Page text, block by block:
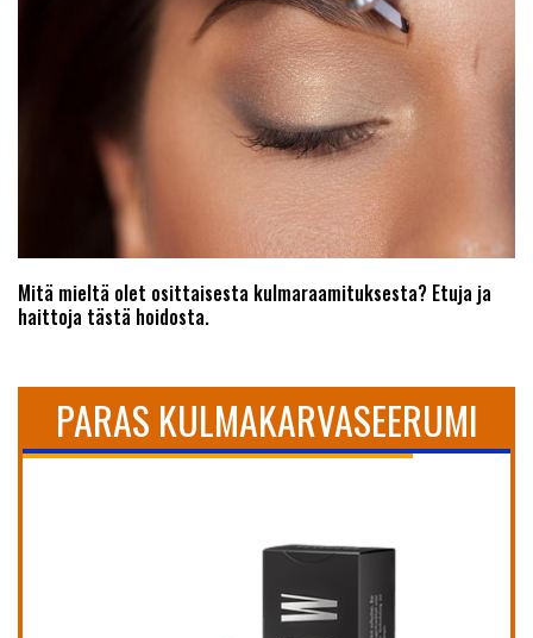
Mitä mieltä olet osittaisesta kulmaraamituksesta? Etuja ja
haittoja tästä hoidosta.
PARAS KULMAKARVASEERUMI